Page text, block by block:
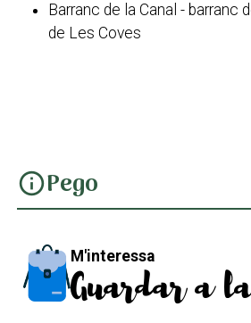
Barranc de la Canal - barranc
de Les Coves
Pego-barranc de les Coves-
PR-CV 58 Variant II
PR-CV 58 Variant III
infoPego
M'interessa
Guardar a